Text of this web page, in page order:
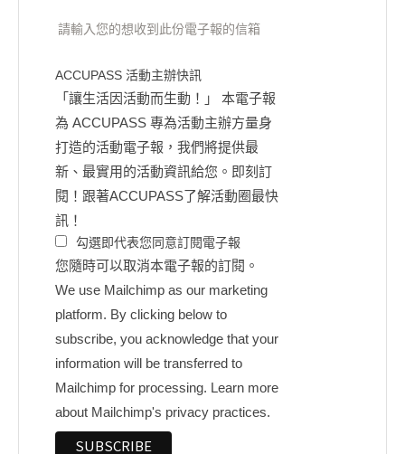
請輸入您的想收到此份電子報的信箱
ACCUPASS 活動主辦快訊
「讓生活因活動而生動！」 本電子報
為 ACCUPASS 專為活動主辦方量身
打造的活動電子報，我們將提供最
新、最實用的活動資訊給您。即刻訂
閱！跟著ACCUPASS了解活動圈最快
訊！
勾選即代表您同意訂閱電子報
您隨時可以取消本電子報的訂閱。
We use Mailchimp as our marketing
platform. By clicking below to
subscribe, you acknowledge that your
information will be transferred to
Mailchimp for processing. Learn more
about Mailchimp's privacy practices.